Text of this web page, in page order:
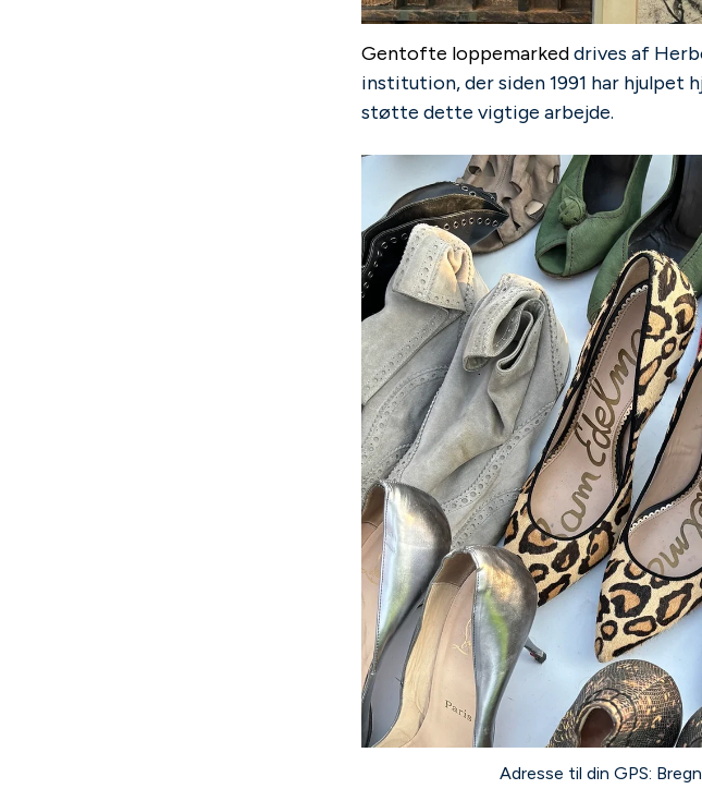
Gentofte loppemarkeddrives af
institution, der siden 1991 har hjulpet
støtte dette vigtige arbejde.​
Adresse til din GPS: